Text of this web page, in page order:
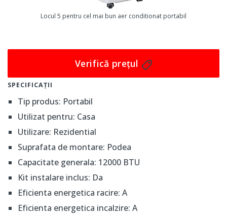
Un avantaj suplimentar al acestui aparat este
albă și dimensiuni compacte (440 mm lungime, 335 mm
lățime și 710 mm înălțime), aparatul se integrează
armonios în orice decor interior. Cu o tensiune de
kW pentru răcire și 3.22 kW pentru încălzire, Thunder
Infinion oferă performanță și versatilitate, fiind soluția
perfectă pentru menținerea confortului pe tot
parcursul anului.
SPECIFICAȚII
Tip produs: Portabil
Utilizat pentru: Casa
Utilizare: Rezidential
Suprafata de montare: Podea
Capacitate generala: 12000 BTU
Kit instalare inclus: Da
Eficienta energetica racire: A
Eficienta energetica incalzire: A
Locul 5 pentru cel mai bun aer conditionat portabil
Verifică prețul